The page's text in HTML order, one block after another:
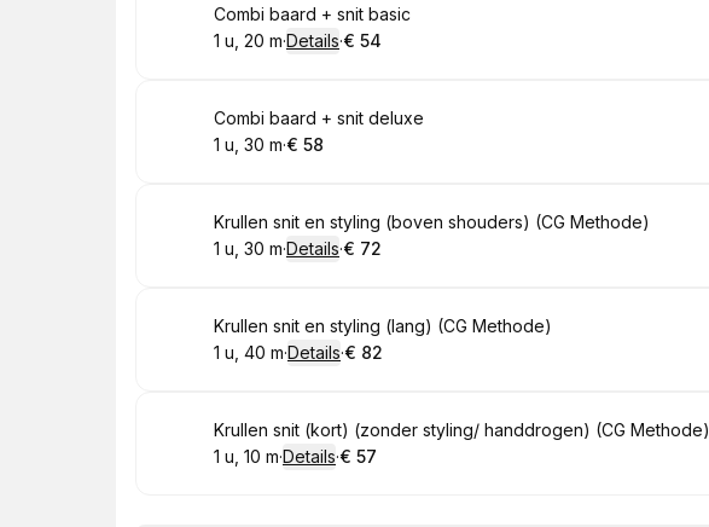
Boek
Combi baard + snit basic
. Duur:
1 u, 20 m·Details·
.Prijs:
€ 54
Boek
Combi baard + snit deluxe
. Duur:
1 u, 30 m·
.Prijs:
€ 58
Boek
Krullen snit en styling (boven shouders) (CG Methode)
. Duur:
1 u, 30 m·Details·
.Prijs:
€ 72
Boek
Krullen snit en styling (lang) (CG Methode)
. Duur :
1 u, 40 m·Details·
.Prijs:
€ 82
Boek
Krullen snit (kort) (zonder styling/ handdrogen) (CG Methode)
. Duur:
1 u, 10 m·Details·
.Prijs:
€ 57